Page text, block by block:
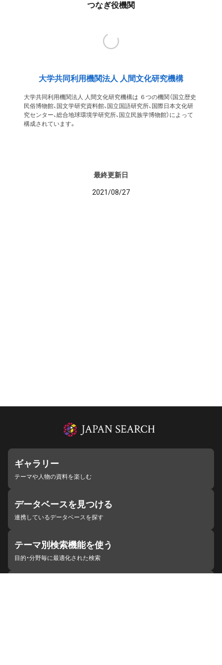
つなぎ役機関
大学共同利用機関法人 人間文化研究機構
大学共同利用機関法人 人間文化研究機構は ６つの機関（国立歴史
民俗博物館、国文学研究資料館、国立国語研究所、国際日本文化研
究センター、総合地球環境学研究所、国立民族学博物館）によって
構成されています。
最終更新日
2021/08/27
ギャラリー
テーマや人物の資料を楽しむ
データベースを見つける
連携しているデータベースを探す
テーマ別検索機能を使う
目的・分野毎に最適化された検索